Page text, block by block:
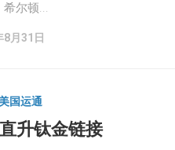
希尔顿...
8月31日
国运通
升钛金链接